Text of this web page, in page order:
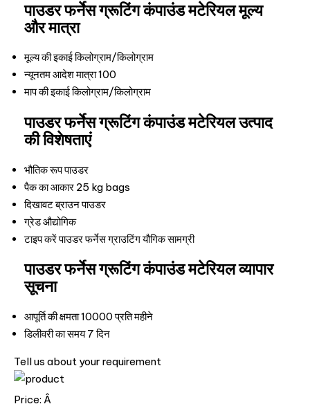
पाउडर फर्नेस ग्रूटिंग कंपाउंड मटेरियल मूल्य
और मात्रा
मूल्य की इकाईकिलोग्राम/किलोग्राम
न्यूनतम आदेश मात्रा100
माप की इकाईकिलोग्राम/किलोग्राम
पाउडर फर्नेस ग्रूटिंग कंपाउंड मटेरियल उत्पाद
की विशेषताएं
भौतिक रूपपाउडर
पैक का आकार 25 kg bags
दिखावटब्राउन पाउडर
ग्रेडऔद्योगिक
टाइप करेंपाउडर फर्नेस ग्राउटिंग यौगिक सामग्री
पाउडर फर्नेस ग्रूटिंग कंपाउंड मटेरियल व्यापार
सूचना
आपूर्ति की क्षमता10000 प्रति महीने
डिलीवरी का समय 7 दिन
Tell us about your requirement
Price: Â